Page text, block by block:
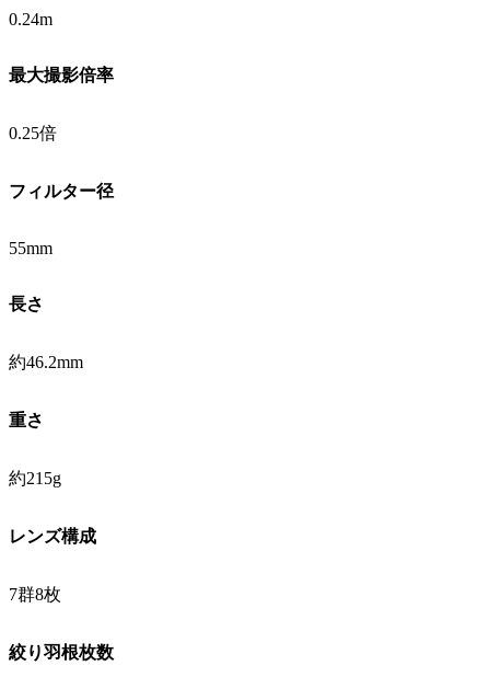
0.24m
最大撮影倍率
0.25倍
フィルター径
55mm
長さ
約46.2mm
重さ
約215g
レンズ構成
7群8枚
絞り羽根枚数